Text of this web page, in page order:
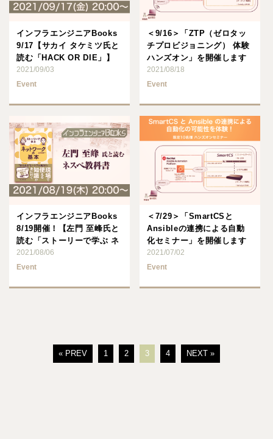
インフラエンジニアBooks
9/17【サカイ タケミツ氏と
読む「HACK OR DIE」】
2021/09/03
Event
＜9/16＞「ZTP（ゼロタッ
チプロビジョニング） 体験
ハンズオン」を開催します
2021/08/18
Event
インフラエンジニアBooks
8/19開催！【左門 至峰氏と
読む「ストーリーで学ぶ ネ
ットワークの基･･･
2021/08/06
Event
＜7/29＞「SmartCSと
Ansibleの連携による自動
化セミナー」を開催します
2021/07/02
Event
« PREV 1 2 3 4 NEXT »